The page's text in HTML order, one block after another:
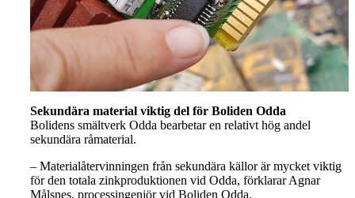
Sekundära material viktig del för Boliden Odda
Bolidens smältverk Odda bearbetar en relativt hög andel
sekundära råmaterial.
– Materialåtervinningen från sekundära källor är mycket viktig
för den totala zinkproduktionen vid Odda, förklarar Agnar
Målsnes, processingenjör vid Boliden Odda.